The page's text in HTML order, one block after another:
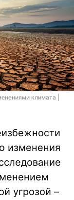
климата |
изменения
угрозой –